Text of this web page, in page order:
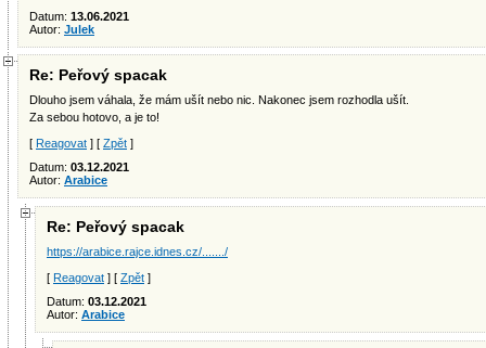
Datum: 13.06.2021
Autor: Julek
Re: Peřový spacak
Dlouho jsem váhala, že mám ušít nebo nic. Nakonec jsem rozhodla ušít.
Za sebou hotovo, a je to!
[ Reagovat ] [ Zpět ]
Datum: 03.12.2021
Autor: Arabice
Re: Peřový spacak
https://arabice.rajce.idnes.cz/......./
[ Reagovat ] [ Zpět ]
Datum: 03.12.2021
Autor: Arabice